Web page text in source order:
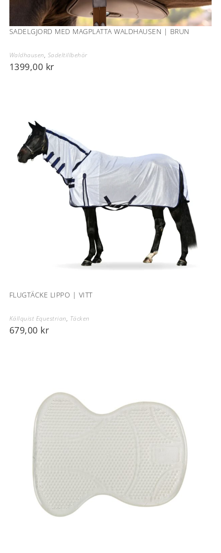
SADELGJORD MED MAGPLATTA WALDHAUSEN | BRUN
Waldhausen, Sadeltillbehör
1399,00 kr
FLUGTÄCKE LIPPO | VITT
Källquist Equestrian, Täcken
679,00 kr